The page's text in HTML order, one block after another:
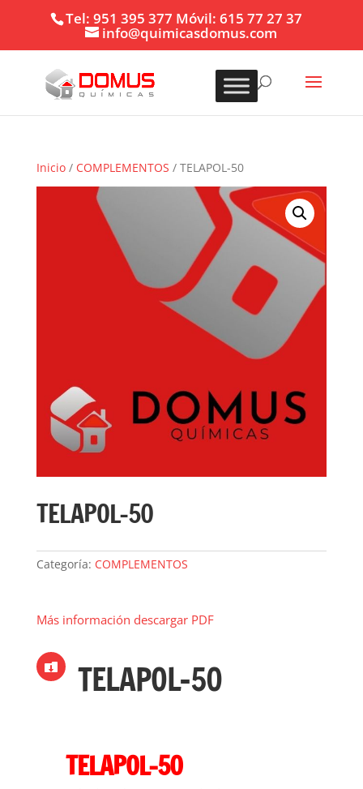
Tel: 951 395 377 Móvil: 615 77 27 37
info@quimicasdomus.com
Inicio/ COMPLEMENTOS / TELAPOL-50
TELAPOL-50
Categoría: COMPLEMENTOS
Más información descargar PDF
 TELAPOL-50
TELAPOL-50